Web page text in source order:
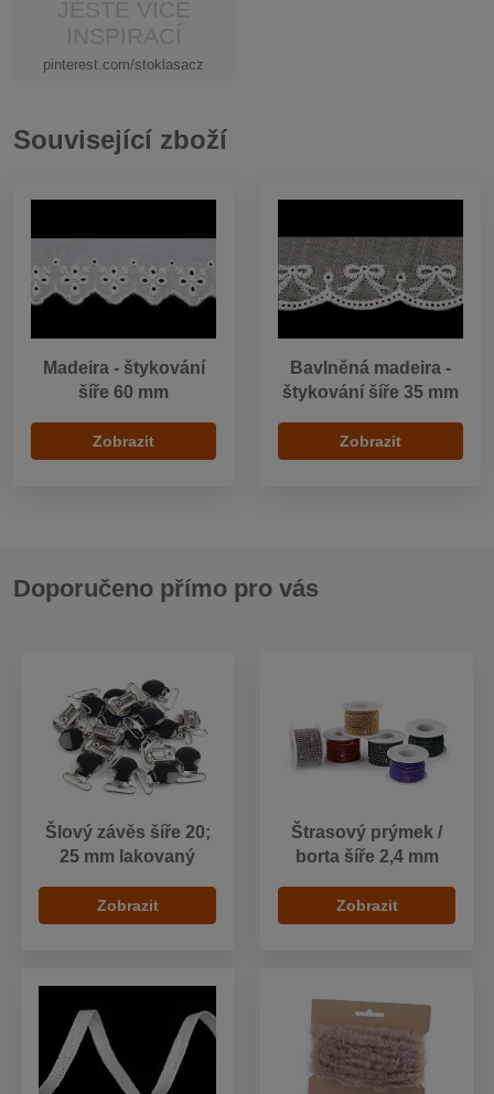
pinterest.com/stoklasacz
Související zboží
Madeira - štykování
šíře 60 mm
Zobrazit
Bavlněná madeira -
štykování šíře 35 mm
Zobrazit
Doporučeno přímo pro vás
Šlový závěs šíře 20;
25 mm lakovaný
Zobrazit
Štrasový prýmek /
borta šíře 2,4 mm
Zobrazit